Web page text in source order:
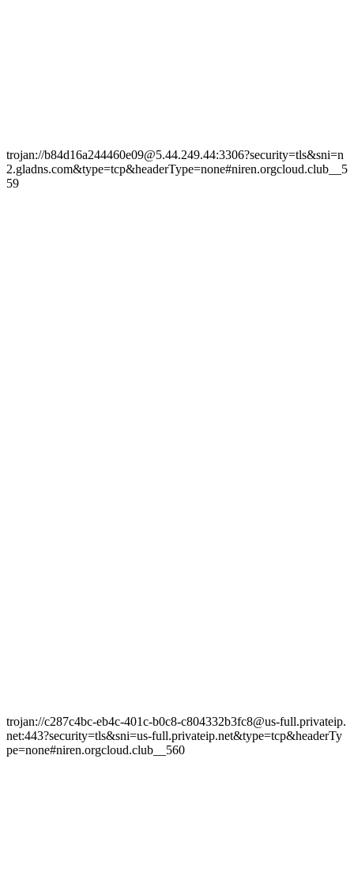
trojan://b84d16a244460e09@5.44.249.44:3306?security=tls&sni=n
2.gladns.com&type=tcp&headerType=none#niren.orgcloud.club__5
59
trojan://c287c4bc-eb4c-401c-b0c8-c804332b3fc8@us-full.privateip.
net:443?security=tls&sni=us-full.privateip.net&type=tcp&headerTy
pe=none#niren.orgcloud.club__560